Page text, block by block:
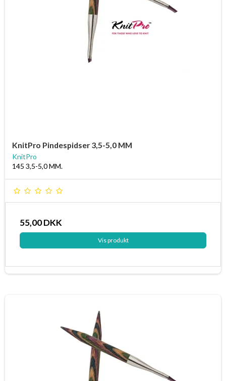
KnitPro Pindespidser 3,5-5,0 MM
KnitPro
145 3,5-5,0 MM.
55,00 DKK
Vis produkt